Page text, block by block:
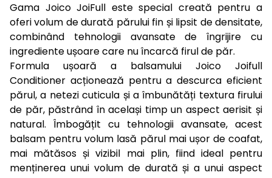
Gama Joico JoiFull este special creată pentru a
oferi volum de durată părului fin și lipsit de densitate,
combinând tehnologii avansate de îngrijire cu
ingrediente ușoare care nu încarcă firul de păr.
Formula ușoară a balsamului Joico Joifull
Conditioner acționează pentru a descurca eficient
părul, a netezi cuticula și a îmbunătăți textura firului
de păr, păstrând în același timp un aspect aerisit și
natural. Îmbogățit cu tehnologii avansate, acest
balsam pentru volum lasă părul mai ușor de coafat,
mai mătăsos și vizibil mai plin, fiind ideal pentru
menținerea unui volum de durată și a unui aspect